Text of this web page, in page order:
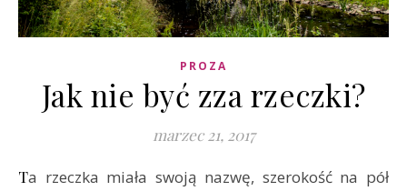
PROZA
Jak nie być zza rzeczki?
marzec 21, 2017
Ta rzeczka miała swoją nazwę, szerokość na pół